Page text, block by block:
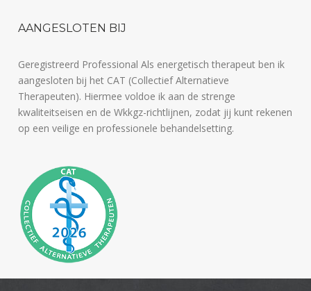
AANGESLOTEN BIJ
Geregistreerd Professional Als energetisch therapeut ben ik
aangesloten bij het CAT (Collectief Alternatieve
Therapeuten). Hiermee voldoe ik aan de strenge
kwaliteitseisen en de Wkkgz-richtlijnen, zodat jij kunt rekenen
op een veilige en professionele behandelsetting.